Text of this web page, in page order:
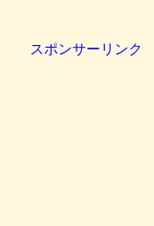
スポンサーリンク